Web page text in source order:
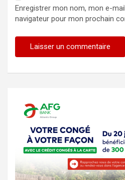
Enregistrer mon nom, mon e-
navigateur pour mon prochain